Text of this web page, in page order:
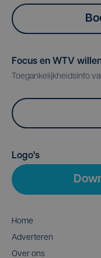
Focus en WTV
Toegankelijkheidsinfo
Logo's
Home
Adverteren
Over ons